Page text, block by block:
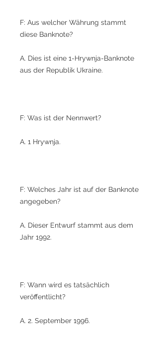
F: Aus welcher Währung stammt
diese Banknote?
A. Dies ist eine 1-Hrywnja-Banknote
aus der Republik Ukraine.
F: Was ist der Nennwert?
A. 1 Hrywnja.
F: Welches Jahr ist auf der Banknote
angegeben?
A. Dieser Entwurf stammt aus dem
Jahr 1992.
F: Wann wird es tatsächlich
veröffentlicht?
A. 2. September 1996.